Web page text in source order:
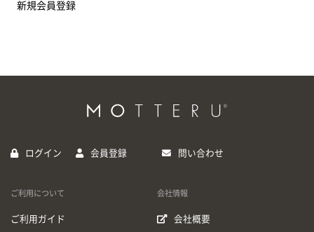
新規会員登録
ログイン 会員登録 問い合わせ
ご利用について
ご利用ガイド
会社情報
会社概要